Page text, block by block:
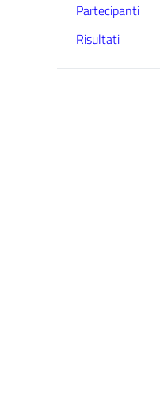
Partecipanti
Risultati